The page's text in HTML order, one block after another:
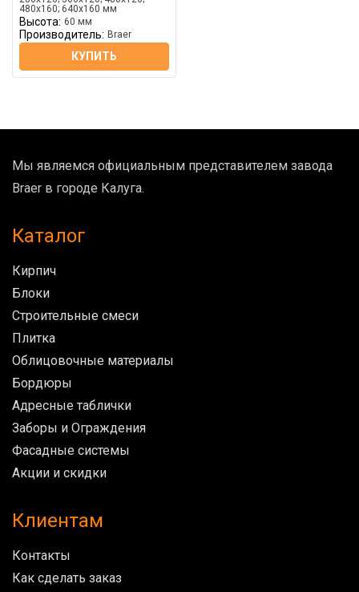
480х160; 640х160 мм
Высота: 60 мм
Производитель: Braer
КУПИТЬ
Мы являемся официальным представителем завода
Braer в городе Калуга.
Каталог
Кирпич
Блоки
Строительные смеси
Плитка
Облицовочные материалы
Бордюры
Адресные таблички
Заборы и Ограждения
Фасадные системы
Акции и скидки
Клиентам
Контакты
Как сделать заказ